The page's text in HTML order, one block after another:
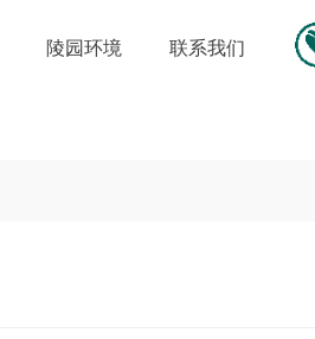
陵园环境 联系我们